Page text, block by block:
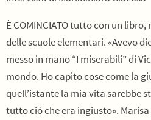
È COMINCIATO tutto con un
delle scuole elementari. «Avevo
messo in mano “I miserabili” di
mondo. Ho capito cose come la
quell’istante la mia vita sarebbe
tutto ciò che era ingiusto».